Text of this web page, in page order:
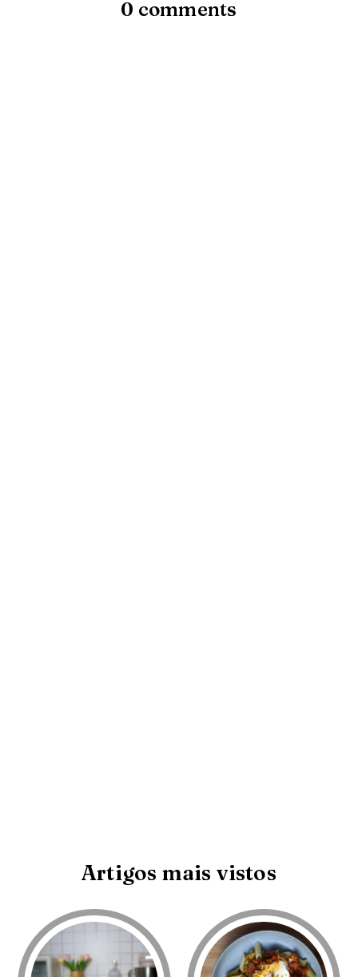
0 comments
Artigos mais vistos